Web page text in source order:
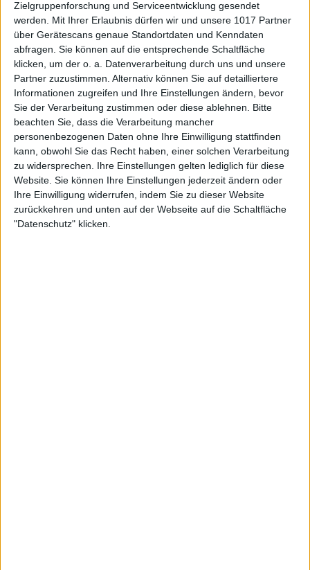
Zielgruppenforschung und Serviceentwicklung gesendet
werden.
Mit Ihrer Erlaubnis dürfen wir und unsere 1017 Partner
über Gerätescans genaue Standortdaten und Kenndaten
abfragen. Sie können auf die entsprechende Schaltfläche
klicken, um der o. a. Datenverarbeitung durch uns und unsere
Partner zuzustimmen. Alternativ können Sie auf detailliertere
Informationen zugreifen und Ihre Einstellungen ändern, bevor
Sie der Verarbeitung zustimmen oder diese ablehnen.
Bitte
beachten Sie, dass die Verarbeitung mancher
personenbezogenen Daten ohne Ihre Einwilligung stattfinden
kann, obwohl Sie das Recht haben, einer solchen Verarbeitung
zu widersprechen. Ihre Einstellungen gelten lediglich für diese
Website. Sie können Ihre Einstellungen jederzeit ändern oder
Ihre Einwilligung widerrufen, indem Sie zu dieser Website
zurückkehren und unten auf der Webseite auf die Schaltfläche
"Datenschutz" klicken.